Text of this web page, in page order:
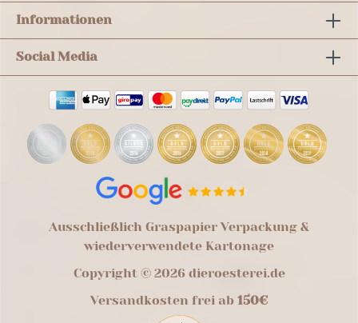
Informationen
Social Media
Ausschließlich Graspapier Verpackung &
wiederverwendete Kartonage
Copyright © 2026 dieroesterei.de
Versandkosten frei ab 150€